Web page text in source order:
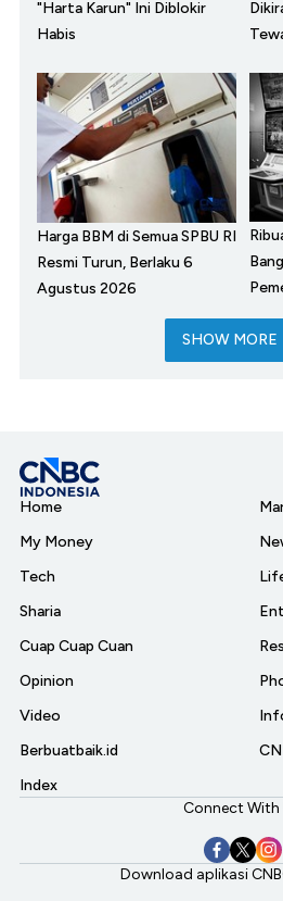
"Harta Karun" Ini Diblokir
Habis
Harga BBM di Semua SPBU RI
Resmi Turun, Berlaku 6
Agustus 2026
SHOW MORE
Home
My Money
Tech
Sharia
Cuap Cuap Cuan
Opinion
Video
Berbuatbaik.id
Index
Connect With
Download aplikasi